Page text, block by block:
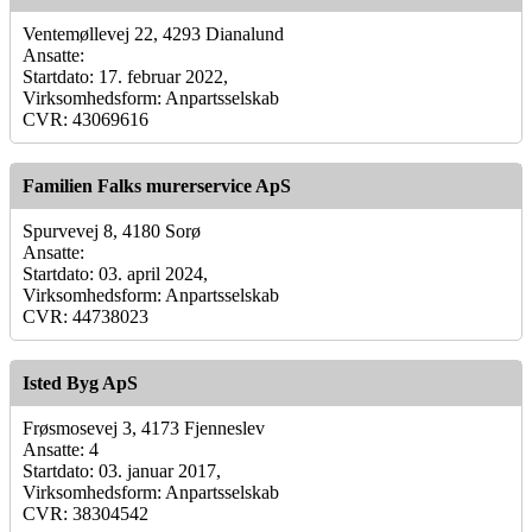
Ventemøllevej 22, 4293 Dianalund
Ansatte:
Startdato: 17. februar 2022,
Virksomhedsform: Anpartsselskab
CVR: 43069616
Familien Falks murerservice ApS
Spurvevej 8, 4180 Sorø
Ansatte:
Startdato: 03. april 2024,
Virksomhedsform: Anpartsselskab
CVR: 44738023
Isted Byg ApS
Frøsmosevej 3, 4173 Fjenneslev
Ansatte: 4
Startdato: 03. januar 2017,
Virksomhedsform: Anpartsselskab
CVR: 38304542